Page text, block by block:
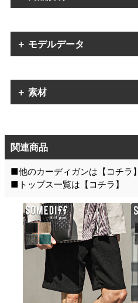
＋ モデルデータ
＋ 素材
関連商品
■他のカーディガンは【 コチラ 】
■トップス一覧は【 コチラ 】